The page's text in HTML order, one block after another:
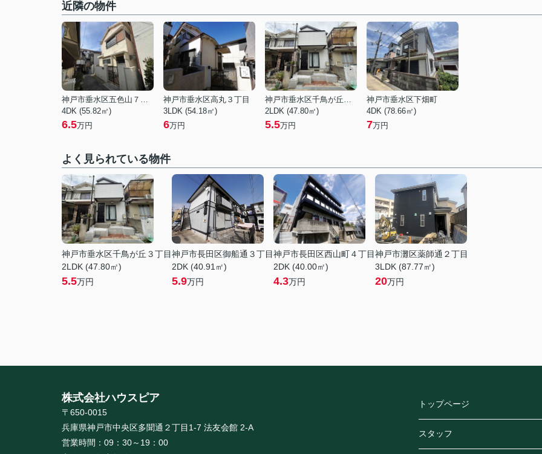
近隣の物件
神戸市垂水区五色山７丁目
4DK (55.82㎡)
6.5万円
神戸市垂水区高丸３丁目
3LDK (54.18㎡)
6万円
神戸市垂水区千鳥が丘３丁目
2LDK (47.80㎡)
5.5万円
神戸市垂水区下畑町
4DK (78.66㎡)
7万円
よく見られている物件
神戸市垂水区千鳥が丘３丁目
2LDK (47.80㎡)
5.5万円
神戸市長田区御船通３丁目
2DK (40.91㎡)
5.9万円
神戸市長田区西山町４丁目
2DK (40.00㎡)
4.3万円
神戸市灘区薬師通２丁目
3LDK (87.77㎡)
20万円
株式会社ハウスピア
〒650-0015
兵庫県神戸市中央区多聞通２丁目1-7 法友会館 2-A
営業時間： 09：30～19：00
トップページ
スタッフ